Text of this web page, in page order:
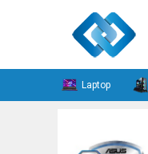
Laptop